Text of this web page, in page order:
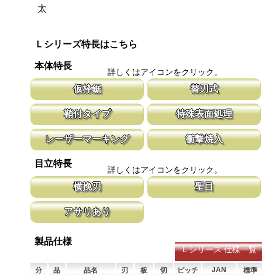
太
Ｌシリーズ特長はこちら
本体特長
詳しくはアイコンをクリック。
仮枠鋸
仮枠作業用の目立ては、コンパネや角材を早く切ることを目的にし
た目立てを施しています。
スピードを重視しています。
替刃式
新しい鋸刃に取り替える事で、ご購入時
鋸刃のマーキング（右下）に替刃品番を明
鞘付タイプ
腰に鞘を吊り下げて収納が可能な鞘付タイプは、造園や果樹園、型
枠作業など野外での使用が主な商品に採用しております。
特殊表面処理
鋸刃表面にメッキ処理をして、サビから
ビにより切断材料を汚す心配がありません。
レーザーマーキング
す。 レーザーマーキングを使用し、マークが消えないようにして
衝撃焼入
刃の秘訣です。
目立特長
詳しくはアイコンをクリック。
横挽刃
木材の繊維をある一定の巾で連続して切り落とす仕組みになってい
ます。 横挽刃を縦挽に使用すると、けっして良好な切れ味は望め
ません。
聖目
アサリあり
まれないようにしています。 板厚より切幅は大きくなります。
製品仕様
Ｌシリーズ 仕様一覧
分
品
品名
刃
板
切
ピッチ JAN
標準